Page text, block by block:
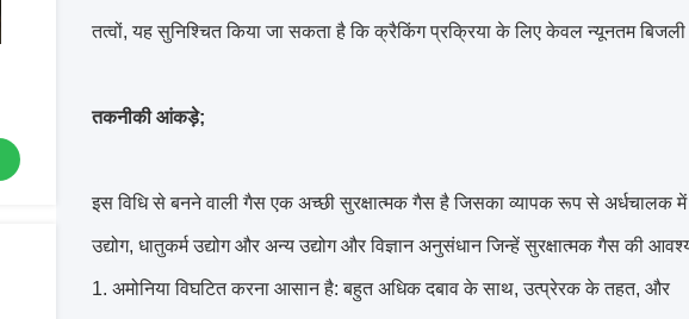
तत्वों, यह सुनिश्चित किया जा सकता है कि क्रैकिंग प्रक्रिया के लिए केवल न्यूनतम बिजली
तकनीकी आंकड़े;
इस विधि से बनने वाली गैस एक अच्छी सुरक्षात्मक गैस है जिसका व्यापक रूप से अर्धचालक
उद्योग, धातुकर्म उद्योग और अन्य उद्योग और विज्ञान अनुसंधान जिन्हें सुरक्षात्मक गैस की
1. अमोनिया विघटित करना आसान है: बहुत अधिक दबाव के साथ, उत्प्रेरक के तहत, और